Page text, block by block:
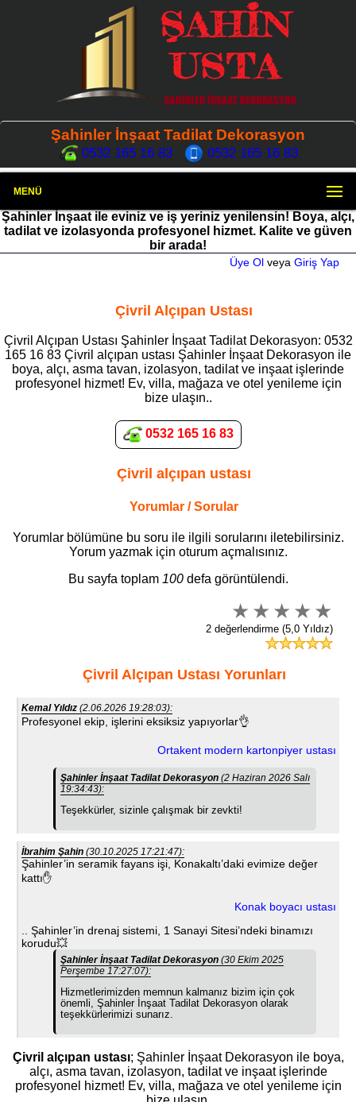
Şahinler İnşaat Tadilat Dekorasyon
0532 165 16 83 0532 165 16 83
MENÜ
Şahinler İnşaat ile eviniz ve iş yeriniz yenilensin! Boya, alçı,
tadilat ve izolasyonda profesyonel hizmet. Kalite ve güven
bir arada!
Üye Ol veya Giriş Yap
Çivril Alçıpan Ustası
Çivril Alçıpan Ustası Şahinler İnşaat Tadilat Dekorasyon: 0532
165 16 83 Çivril alçıpan ustası Şahinler İnşaat Dekorasyon ile
boya, alçı, asma tavan, izolasyon, tadilat ve inşaat işlerinde
profesyonel hizmet! Ev, villa, mağaza ve otel yenileme için
bize ulaşın..
0532 165 16 83
Çivril alçıpan ustası
Yorumlar / Sorular
Yorumlar bölümüne bu soru ile ilgili sorularını iletebilirsiniz.
Yorum yazmak için oturum açmalısınız.
Bu sayfa toplam 100defa görüntülendi.
2 değerlendirme (5,0 Yıldız)
Çivril Alçıpan Ustası Yorunları
Kemal Yıldız (2.06.2026 19:28:03):
Profesyonel ekip, işlerini eksiksiz yapıyorlar👌
Ortakent modern kartonpiyer ustası
Şahinler İnşaat Tadilat Dekorasyon(2 Haziran 2026 Salı
19:34:43):
Teşekkürler, sizinle çalışmak bir zevkti!
İbrahim Şahin (30.10.2025 17:21:47):
Şahinler’in seramik fayans işi, Konakaltı’daki evimize değer
kattı✋
Konak boyacı ustası
.. Şahinler’in drenaj sistemi, 1 Sanayi Sitesi’ndeki binamızı
korudu💥
Şahinler İnşaat Tadilat Dekorasyon(30 Ekim 2025
Perşembe 17:27:07):
Hizmetlerimizden memnun kalmanız bizim için çok
önemli, Şahinler İnşaat Tadilat Dekorasyon olarak
teşekkürlerimizi sunarız.
Çivril alçıpan ustası; Şahinler İnşaat Dekorasyon ile boya,
alçı, asma tavan, izolasyon, tadilat ve inşaat işlerinde
profesyonel hizmet! Ev, villa, mağaza ve otel yenileme için